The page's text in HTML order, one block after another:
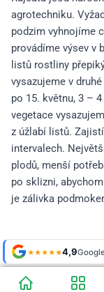
agrotechniku.
podzim vyhnojíme
provádíme výsev v
listů rostliny
vysazujeme v
po 15. květnu, 3 –
vegetace
z úžlabí listů.
intervalech.
plodů, menší
po sklizni,
je zálivka
★★★★★4,9
Shop roku'24 +